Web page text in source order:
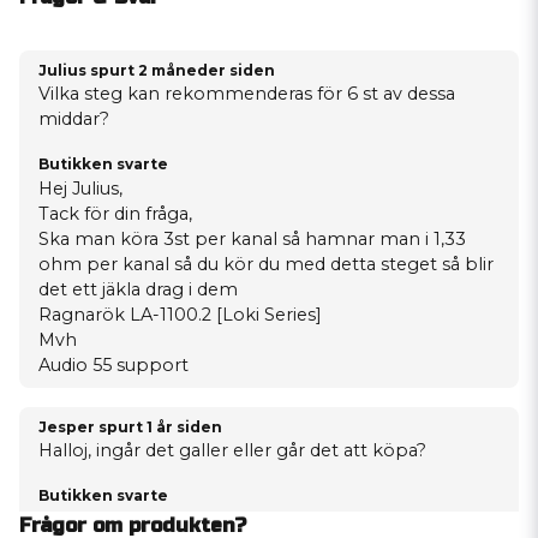
Julius spurt 2 måneder siden
Vilka steg kan rekommenderas för 6 st av dessa
middar?
Butikken svarte
Hej Julius,
Tack för din fråga,
Ska man köra 3st per kanal så hamnar man i 1,33
ohm per kanal så du kör du med detta steget så blir
det ett jäkla drag i dem
Ragnarök LA-1100.2 [Loki Series]
Mvh
Audio 55 support
Jesper spurt 1 år siden
Halloj, ingår det galler eller går det att köpa?
Butikken svarte
Hej och tack för din fråga!
Frågor om produkten?